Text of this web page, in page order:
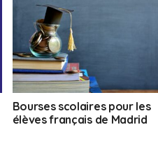
Bourses scolaires pour les
élèves français de Madrid